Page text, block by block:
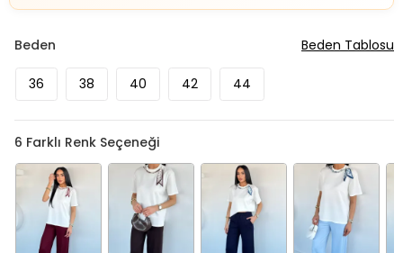
Beden
36 38 40 42 44
Beden Tablosu
6 Farklı Renk Seçeneği